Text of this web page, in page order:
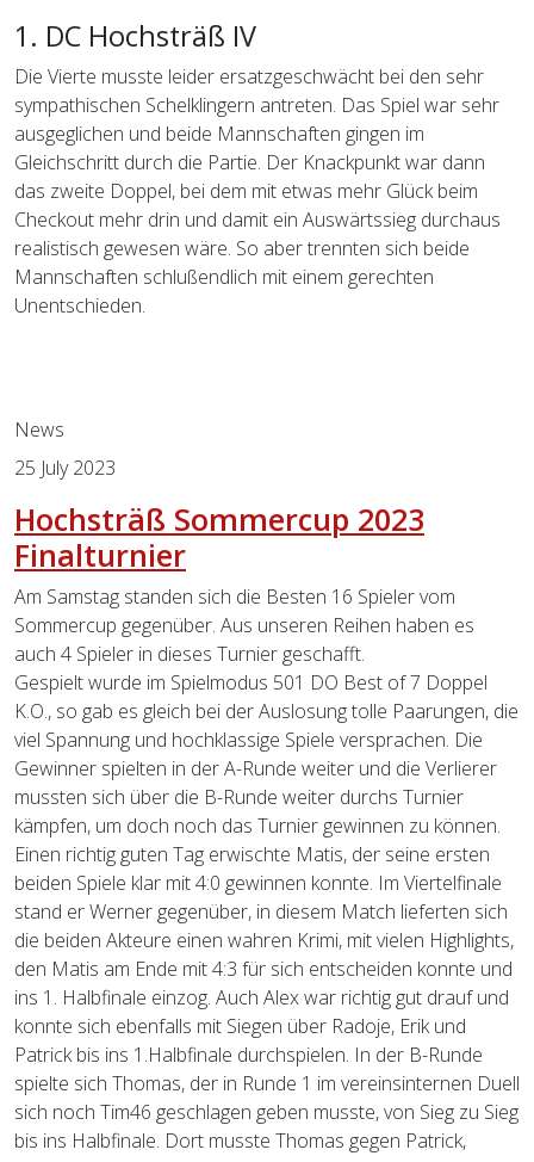
1. DC Hochsträß IV
Die Vierte musste leider ersatzgeschwächt bei den sehr
sympathischen Schelklingern antreten. Das Spiel war sehr
ausgeglichen und beide Mannschaften gingen im
Gleichschritt durch die Partie. Der Knackpunkt war dann
das zweite Doppel, bei dem mit etwas mehr Glück beim
Checkout mehr drin und damit ein Auswärtssieg durchaus
realistisch gewesen wäre. So aber trennten sich beide
Mannschaften schlußendlich mit einem gerechten
Unentschieden.
News
25 July 2023
Hochsträß Sommercup 2023
Finalturnier
Am Samstag standen sich die Besten 16 Spieler vom
Sommercup gegenüber. Aus unseren Reihen haben es
auch 4 Spieler in dieses Turnier geschafft.
Gespielt wurde im Spielmodus 501 DO Best of 7 Doppel
K.O., so gab es gleich bei der Auslosung tolle Paarungen, die
viel Spannung und hochklassige Spiele versprachen. Die
Gewinner spielten in der A-Runde weiter und die Verlierer
mussten sich über die B-Runde weiter durchs Turnier
kämpfen, um doch noch das Turnier gewinnen zu können.
Einen richtig guten Tag erwischte Matis, der seine ersten
beiden Spiele klar mit 4:0 gewinnen konnte. Im Viertelfinale
stand er Werner gegenüber, in diesem Match lieferten sich
die beiden Akteure einen wahren Krimi, mit vielen Highlights,
den Matis am Ende mit 4:3 für sich entscheiden konnte und
ins 1. Halbfinale einzog. Auch Alex war richtig gut drauf und
konnte sich ebenfalls mit Siegen über Radoje, Erik und
Patrick bis ins 1.Halbfinale durchspielen. In der B-Runde
spielte sich Thomas, der in Runde 1 im vereinsinternen Duell
sich noch Tim46 geschlagen geben musste, von Sieg zu Sieg
bis ins Halbfinale. Dort musste Thomas gegen Patrick,